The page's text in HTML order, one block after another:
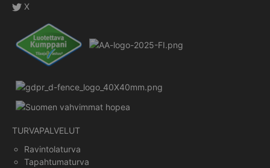
X
TURVAPALVELUT
Ravintolaturva
Tapahtumaturva